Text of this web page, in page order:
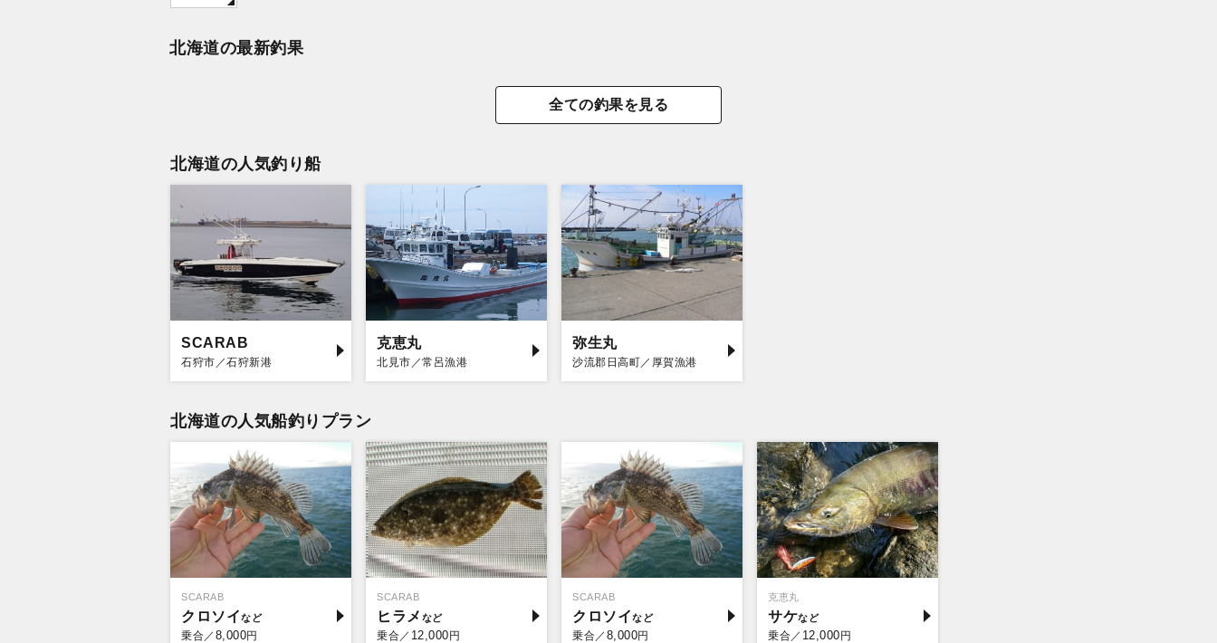
北海道の最新釣果
全ての釣果を見る
北海道の人気釣り船
SCARAB
石狩市／石狩新港
克恵丸
北見市／常呂漁港
弥生丸
沙流郡日高町／厚賀漁港
北海道の人気船釣りプラン
SCARAB
クロソイ
乗合／ 8,000円
SCARAB
ヒラメ
乗合／ 12,000円
SCARAB
クロソイ
乗合／ 8,000円
克恵丸
サケ
乗合／ 12,000円